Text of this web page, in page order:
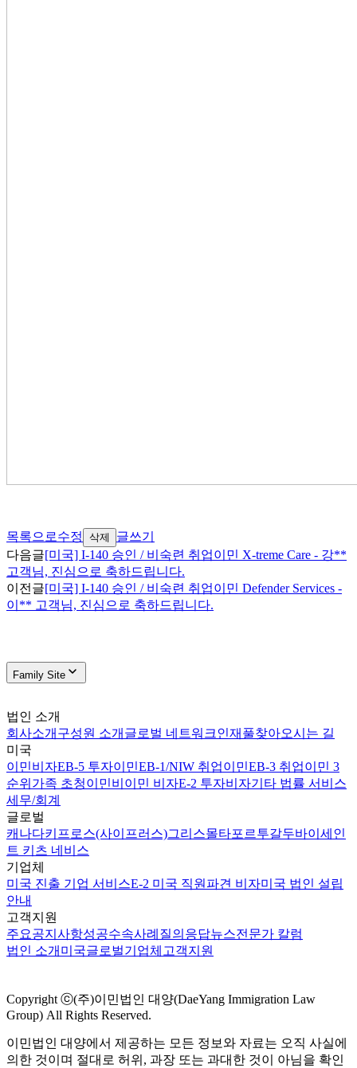
목록으로수정 삭제
글쓰기
다음글[미국] I-140 승인 / 비숙련 취업이민 X-treme Care - 강**
고객님, 진심으로 축하드립니다.
이전글[미국] I-140 승인 / 비숙련 취업이민 Defender Services -
이** 고객님, 진심으로 축하드립니다.
Family Site
법인 소개
회사소개 구성원 소개 글로벌 네트워크인재풀찾아오시는 길
미국
이민비자EB-5 투자이민EB-1/NIW 취업이민EB-3 취업이민 3
순위 가족 초청이민비이민 비자E-2 투자비자기타 법률 서비스
세무/회계
글로벌
캐나다키프로스(사이프러스)그리스몰타포르투갈두바이 세인
트 키츠 네비스
기업체
미국 진출 기업 서비스E-2 미국 직원파견 비자미국 법인 설립
안내
고객지원
주요공지사항성공수속사례 질의응답뉴스전문가 칼럼
법인 소개 미국글로벌기업체 고객지원
Copyright ⓒ(주)이민법인 대양(DaeYang Immigration Law
Group) All Rights Reserved.
이민법인 대양에서 제공하는 모든 정보와 자료는 오직 사실에
의한 것이며 절대로 허위, 과장 또는 과대한 것이 아님을 확인